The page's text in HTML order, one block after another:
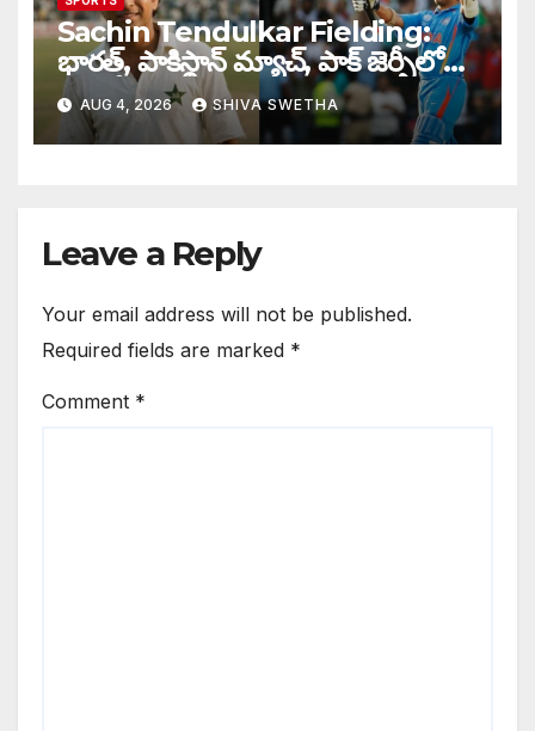
Sachin Tendulkar Fielding:
భారత్, పాకిస్థాన్ మ్యాచ్, పాక్ జెర్సీలో
బరిలోకి దిగిన సచిన్…
AUG 4, 2026 SHIVA SWETHA
Leave a Reply
Your email address will not be published.
Required fields are marked *
Comment *